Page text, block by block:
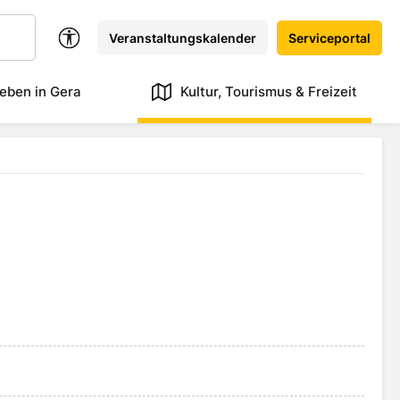
Veranstaltungskalender Serviceportal
in Gera Kultur, Tourismus & Freizeit